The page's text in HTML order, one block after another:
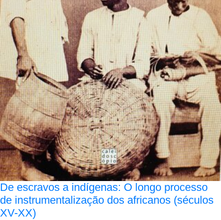
De escravos a indígenas: O longo processo
de instrumentalização dos africanos (séculos
XV-XX)